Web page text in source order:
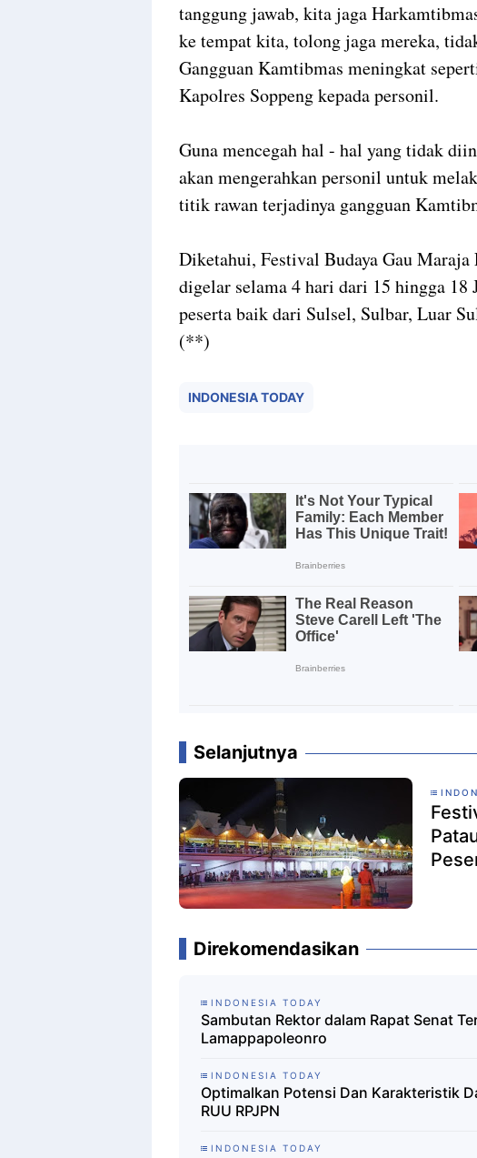
tanggung jawab, kita jaga
ke tempat kita, tolong jaga mereka,
Gangguan Kamtibmas meningkat
Kapolres Soppeng kepada personil.
Guna mencegah hal - hal yang tidak
akan mengerahkan personil untuk
titik rawan terjadinya gangguan
Diketahui, Festival Budaya Gau
digelar selama 4 hari dari 15 hingga 18
peserta baik dari Sulsel, Sulbar, Luar
(**)
INDONESIA TODAY
Selanjutnya
Direkomendasikan
INDONESIA TODAY
Sambutan Rektor dalam Rapat Senat
Lamappapoleonro
INDONESIA TODAY
Optimalkan Potensi Dan Karakteristik
RUU RPJPN
INDONESIA TODAY